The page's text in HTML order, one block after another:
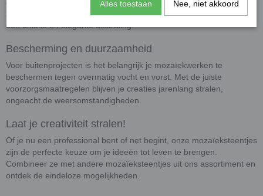
zwembad, of een buitenkunstwerk, deze tegeltjes geven je creaties
een unieke en elegante uitstraling.
Bescherming en duurzaamheid
Voor buitenprojecten is het belangrijk je mozaïekwerken te
beschermen tegen overmatig vocht en vorst. Met de juiste
voorzorgsmaatregelen blijven je creaties jarenlang stralen,
ongeacht de weersomstandigheden.
Laat je creativiteit stralen!
Of je nu een professional bent of net begint, onze mozaïeksteentjes
zijn de perfecte keuze om je ideeën tot leven te brengen.
Combineer ze met andere mozaïeksteentjes uit ons assortiment en
ontdek de eindeloze mogelijkheden.
Alles toestaan Nee, niet akkoord